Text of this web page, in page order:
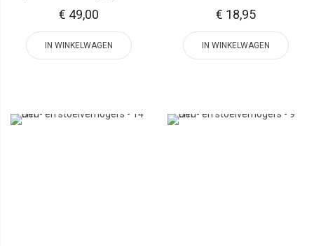
€ 49,00
IN WINKELWAGEN
€ 18,95
IN WINKELWAGEN